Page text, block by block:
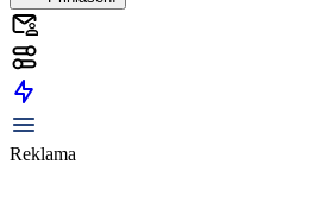
Reklama